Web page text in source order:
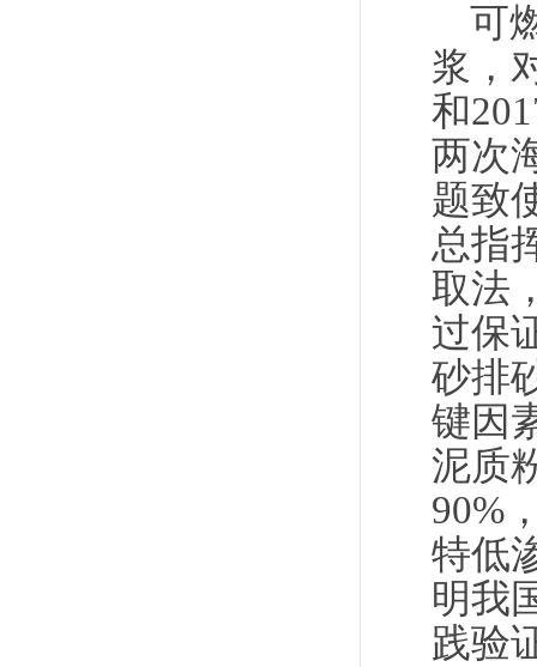
可
浆，
和
两次
题致
总指
取法
过保
砂排
键因
泥质
90%
特低
明我
践验